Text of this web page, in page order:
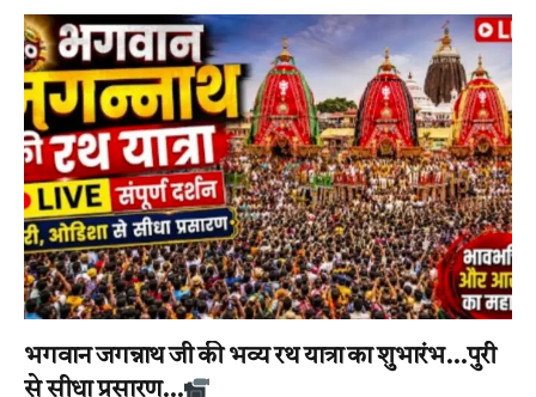
भगवान जगन्नाथ जी की भव्य रथ यात्रा का शुभारंभ…पुरी
से सीधा प्रसारण…